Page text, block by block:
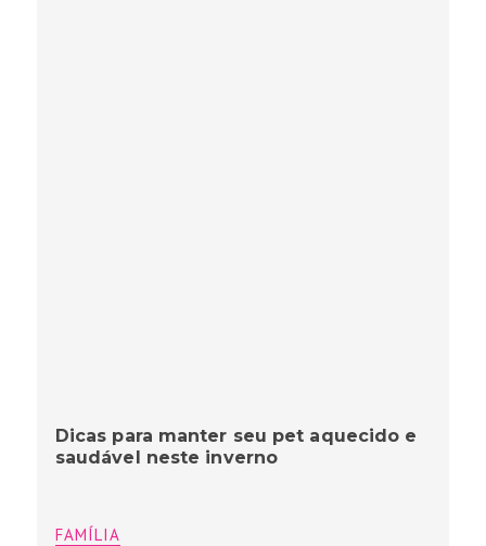
Dicas para manter seu pet aquecido e
saudável neste inverno
FAMÍLIA